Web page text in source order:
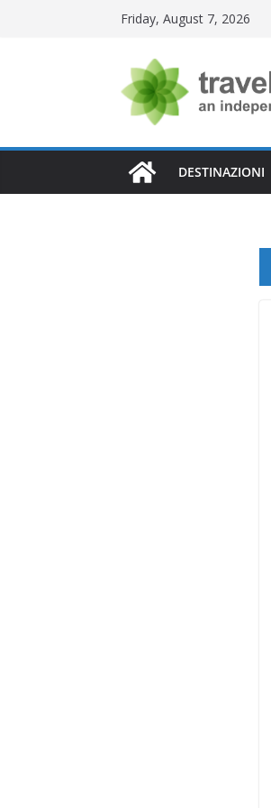
Friday, August 7, 2026
DESTINAZIONI